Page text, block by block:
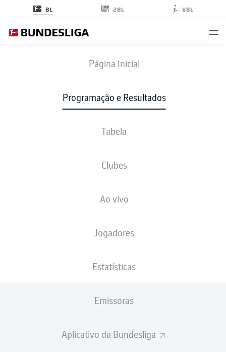
BL 2BL VBL
Página Inicial
Programação e Resultados
Tabela
Clubes
Ao vivo
Jogadores
Estatísticas
Emissoras
Aplicativo da Bundesliga
BVB FCU
3 0
ESCALAÇÕES
ESCALAÇÃO INICIAL
Yan Couto
Daniel SvenssonJobe BellinghamMarcel Sabitzer
Maximilian Beier